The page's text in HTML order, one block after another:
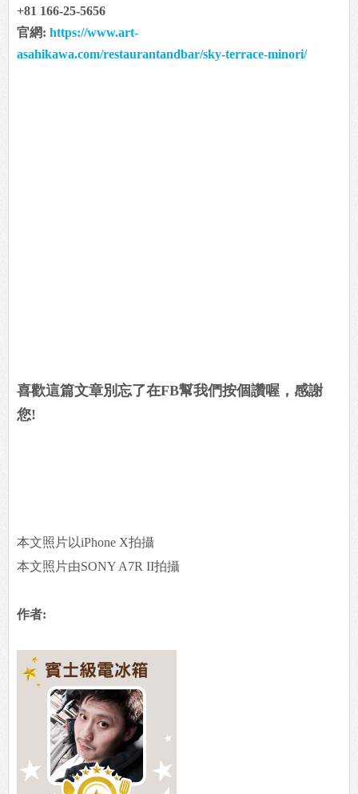
+81 166-25-5656
官網: https://www.art-
asahikawa.com/restaurantandbar/sky-terrace-minori/
喜歡這篇文章別忘了在FB幫我們按個讚喔，感謝
您!
本文照片以iPhone X拍攝
本文照片由SONY A7R II拍攝
作者: